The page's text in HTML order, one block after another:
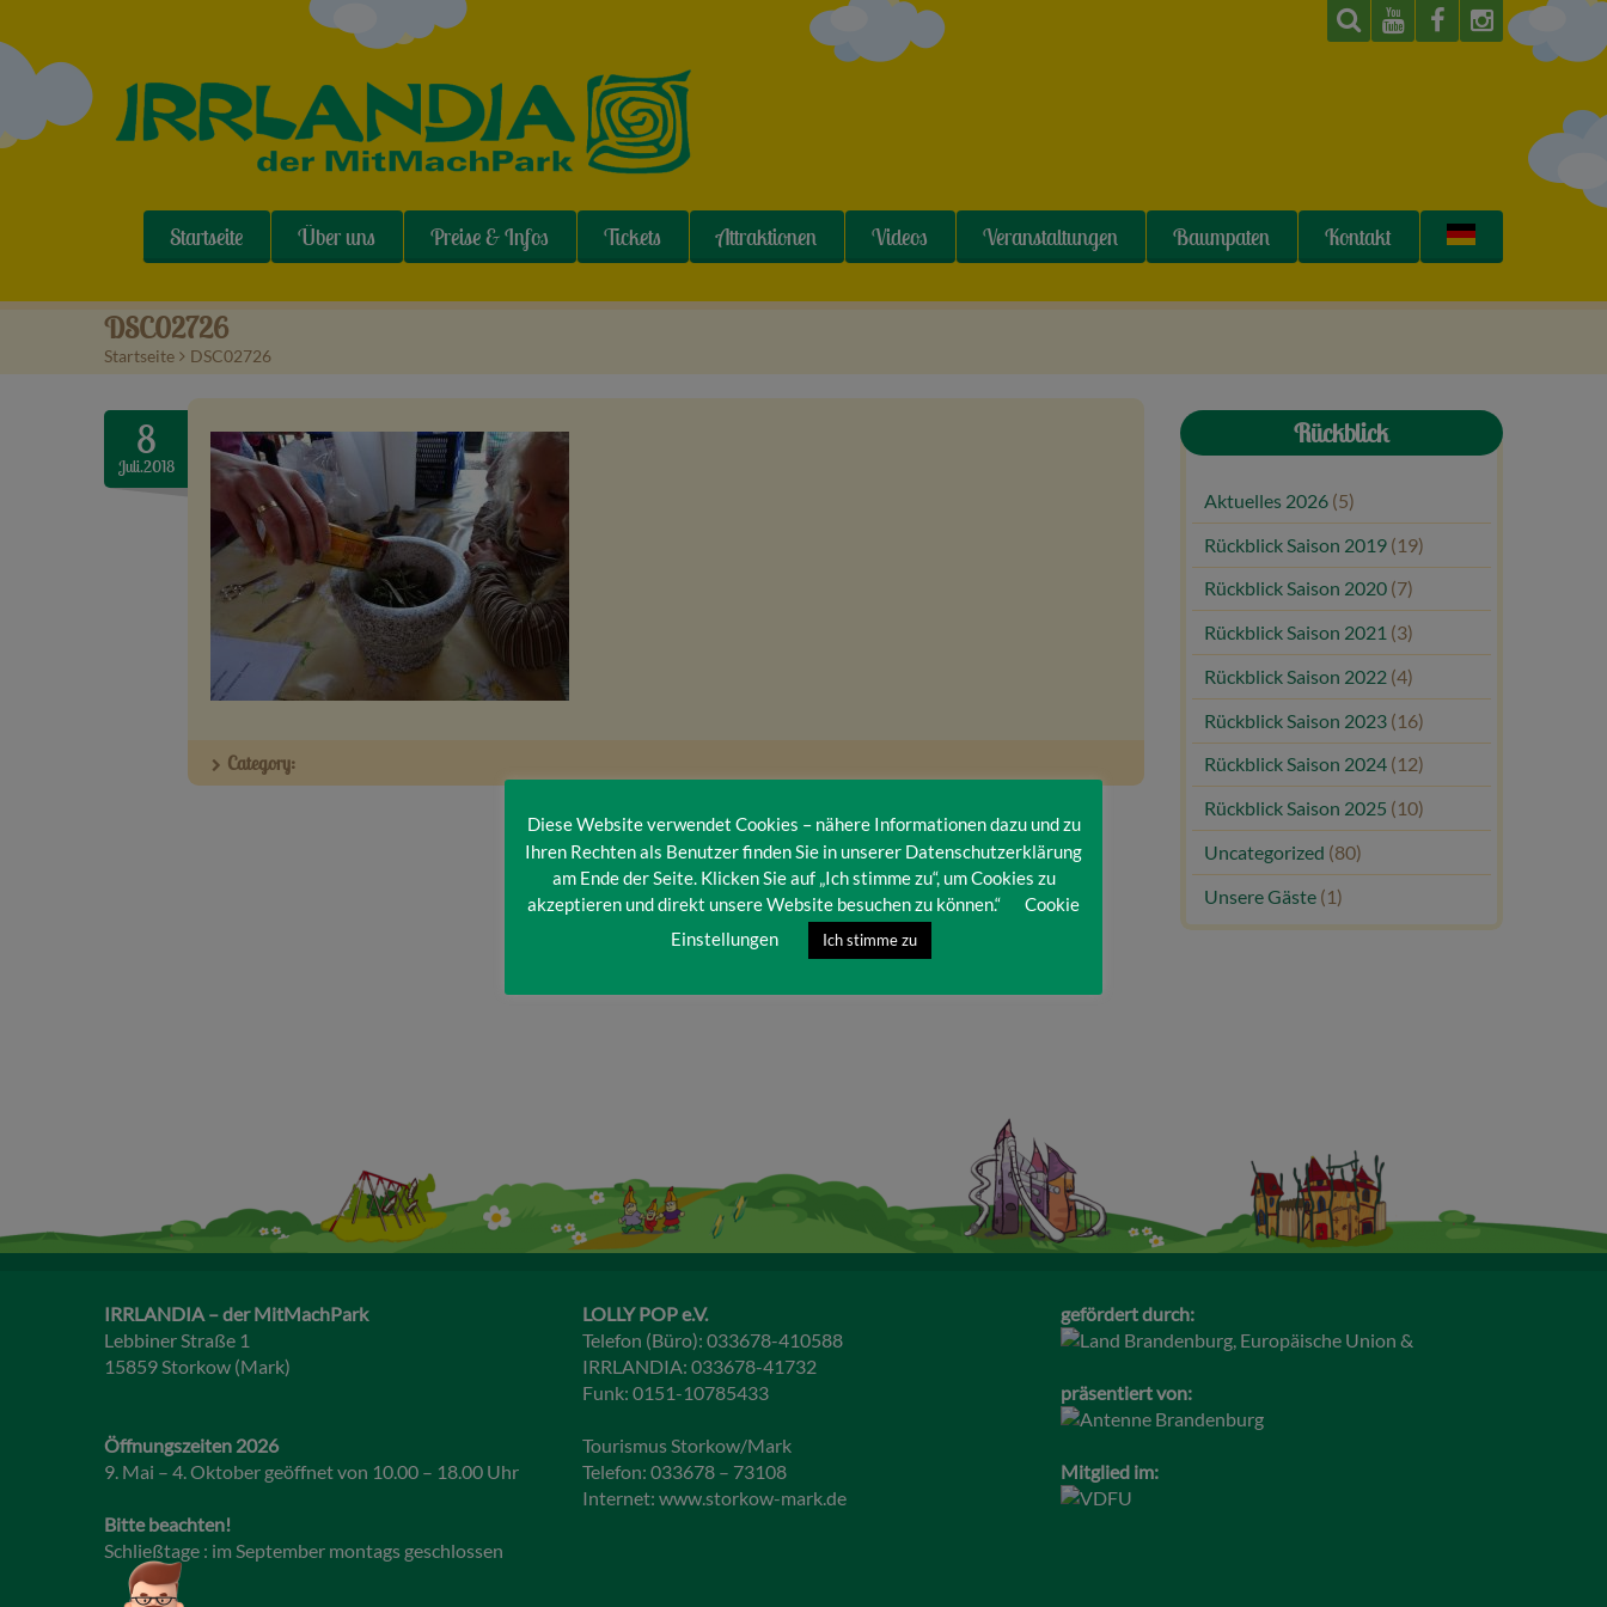
Startseite Über uns Preise & Infos Tickets Attraktionen Videos Veranstaltungen Baumpaten Kontakt
DSC02726
Startseite > DSC02726
8
Juli.2018
Category:
Rückblick
Aktuelles 2026 (5)
Rückblick Saison 2019 (19)
Rückblick Saison 2020 (7)
Rückblick Saison 2021 (3)
Rückblick Saison 2022 (4)
Rückblick Saison 2023 (16)
Rückblick Saison 2024 (12)
Rückblick Saison 2025 (10)
Uncategorized (80)
Unsere Gäste (1)
IRRLANDIA – der MitMachPark
Lebbiner Straße 1
15859 Storkow (Mark)
Öffnungszeiten 2026
9. Mai – 4. Oktober geöffnet von 10.00 – 18.00 Uhr
Bitte beachten!
Schließtage : im September montags geschlossen
LOLLY POP e.V.
Telefon (Büro): 033678-410588
IRRLANDIA: 033678-41732
Funk: 0151-10785433
Tourismus Storkow/Mark
Telefon: 033678 – 73108
Internet: www.storkow-mark.de
gefördert durch:
präsentiert von:
Mitglied im:
Diese Website verwendet Cookies – nähere Informationen dazu und zu
Ihren Rechten als Benutzer finden Sie in unserer Datenschutzerklärung
am Ende der Seite. Klicken Sie auf „Ich stimme zu“, um Cookies zu
akzeptieren und direkt unsere Website besuchen zu können.“
Cookie
Einstellungen
Ich stimme zu